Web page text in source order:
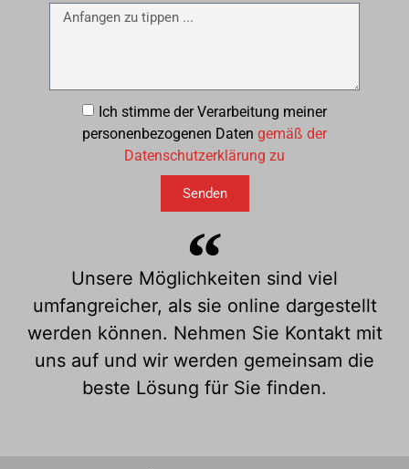
Ich stimme der Verarbeitung meiner
personenbezogenen Daten gemäß der
Datenschutzerklärung zu
Senden
Unsere Möglichkeiten sind viel
umfangreicher, als sie online dargestellt
werden können. Nehmen Sie Kontakt mit
uns auf und wir werden gemeinsam die
beste Lösung für Sie finden.